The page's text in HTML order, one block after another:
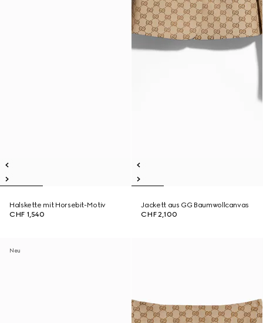
Halskette mit Horsebit-Motiv
CHF 1,540
Jackett aus GG Baumwollcanvas
CHF 2,100
Neu